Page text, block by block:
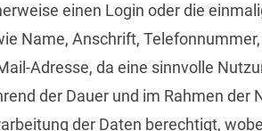
einen Login oder die
Name, Anschrift,
Adresse, da eine sinnvolle
der Dauer und im Rahmen der
der Daten berechtigt,